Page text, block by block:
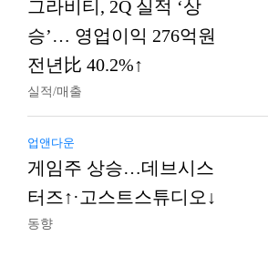
그라비티, 2Q 실적 ‘상
승’… 영업이익 276억원
전년比 40.2%↑
실적/매출
업앤다운
게임주 상승…데브시스
터즈↑·고스트스튜디오↓
동향